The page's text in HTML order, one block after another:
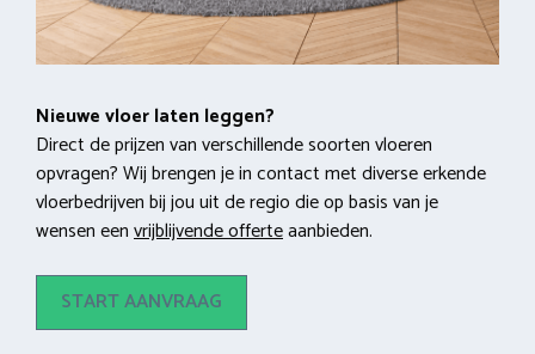
Nieuwe vloer laten leggen?
Direct de prijzen van verschillende soorten vloeren
opvragen? Wij brengen je in contact met diverse erkende
vloerbedrijven bij jou uit de regio die op basis van je
wensen eenvrijblijvende offerteaanbieden.
START AANVRAAG